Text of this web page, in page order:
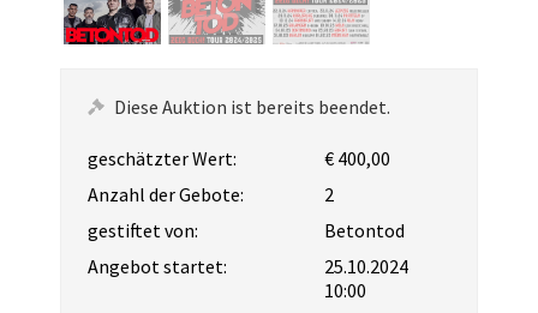
Diese Auktion ist bereits beendet.
geschätzter Wert:
€ 400,00
Anzahl der Gebote:
2
gestiftet von:
Betontod
Angebot startet:
25.10.2024
10:00